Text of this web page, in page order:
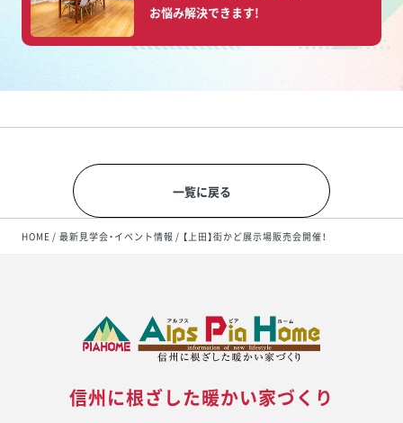
HOME 最新見学会・イベント情報 【上田】街かど展示場販売会開催！
お悩み解決できます!
一覧に戻る
信州に根ざした暖かい家づくり